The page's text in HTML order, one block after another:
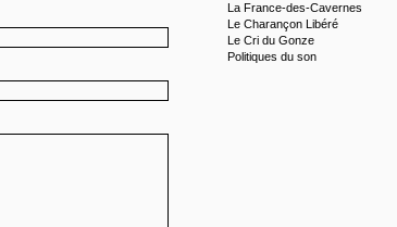
La France-des-Cavernes
Le Charançon Libéré
Le Cri du Gonze
Politiques du son